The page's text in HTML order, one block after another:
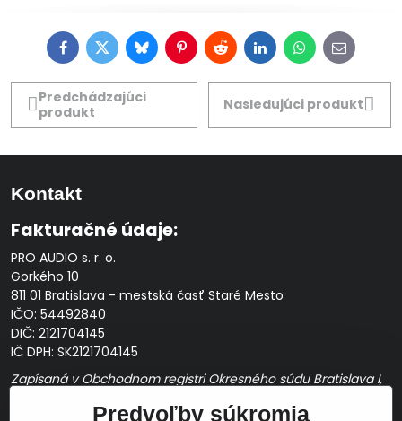
FacebookTwitterBlueskyPinterestRedditLinkedInWhatsApp
E-
mail
Predchádzajúci
produkt
Nasledujúci produkt
Kontakt
Fakturačné údaje:
PRO AUDIO s. r. o.
Gorkého 10
811 01 Bratislava - mestská časť Staré Mesto
IČO: 54492840
DIČ: 2121704145
IČ DPH: SK2121704145
Zapísaná v Obchodnom registri Okresného súdu Bratislava I,
Predvoľby súkromia